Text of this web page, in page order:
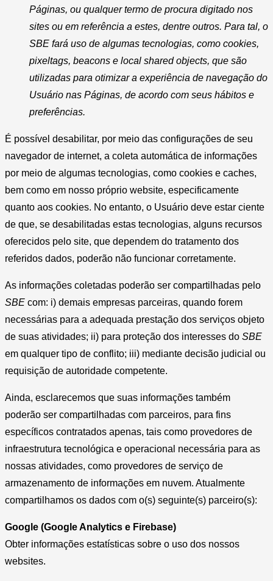
Páginas, ou qualquer termo de procura digitado nos
sites ou em referência a estes, dentre outros. Para tal, o
SBE fará uso de algumas tecnologias, como cookies,
pixeltags, beacons e local shared objects, que são
utilizadas para otimizar a experiência de navegação do
Usuário nas Páginas, de acordo com seus hábitos e
preferências.
É possível desabilitar, por meio das configurações de seu
navegador de internet, a coleta automática de informações
por meio de algumas tecnologias, como cookies e caches,
bem como em nosso próprio website, especificamente
quanto aos cookies. No entanto, o Usuário deve estar ciente
de que, se desabilitadas estas tecnologias, alguns recursos
oferecidos pelo site, que dependem do tratamento dos
referidos dados, poderão não funcionar corretamente.
As informações coletadas poderão ser compartilhadas pelo
SBE com: i) demais empresas parceiras, quando forem
necessárias para a adequada prestação dos serviços objeto
de suas atividades; ii) para proteção dos interesses do SBE
em qualquer tipo de conflito; iii) mediante decisão judicial ou
requisição de autoridade competente.
Ainda, esclarecemos que suas informações também
poderão ser compartilhadas com parceiros, para fins
específicos contratados apenas, tais como provedores de
infraestrutura tecnológica e operacional necessária para as
nossas atividades, como provedores de serviço de
armazenamento de informações em nuvem. Atualmente
compartilhamos os dados com o(s) seguinte(s) parceiro(s):
Google (Google Analytics e Firebase)
Obter informações estatísticas sobre o uso dos nossos
websites.